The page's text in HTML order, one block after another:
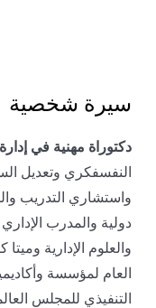
سيرة شخصية
دكتوراة مهنية في
النفسفكري وتعديل
واستشاري التدريب
دولية والمدرب
والعلوم الإدارية
العام لمؤسسة
التنفيذي للمجلس